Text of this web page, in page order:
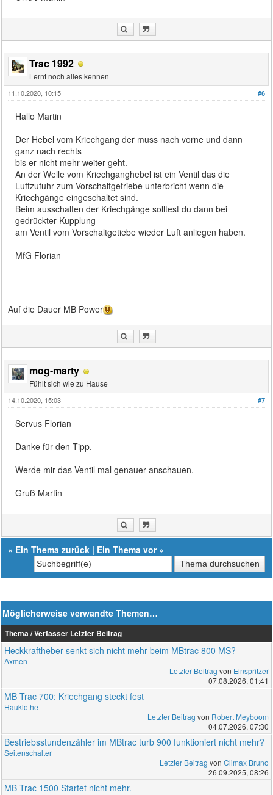
Trac 1992
Lernt noch alles kennen
#6
11.10.2020, 10:15
Hallo Martin
Der Hebel vom Kriechgang der muss nach vorne und dann
ganz nach rechts
bis er nicht mehr weiter geht.
An der Welle vom Kriechganghebel ist ein Ventil das die
Luftzufuhr zum Vorschaltgetriebe unterbricht wenn die
Kriechgänge eingeschaltet sind.
Beim ausschalten der Kriechgänge solltest du dann bei
gedrückter Kupplung
am Ventil vom Vorschaltgetiebe wieder Luft anliegen haben.
MfG Florian
Auf die Dauer MB Power
mog-marty
Fühlt sich wie zu Hause
#7
14.10.2020, 15:03
Servus Florian
Danke für den Tipp.
Werde mir das Ventil mal genauer anschauen.
Gruß Martin
« Ein Thema zurück | Ein Thema vor»
Möglicherweise verwandte Themen…
Thema / Verfasser Letzter Beitrag
Heckkraftheber senkt sich nicht mehr beim MBtrac 800 MS?
Axmen
Letzter Beitrag von Einspritzer
07.08.2026, 01:41
MB Trac 700: Kriechgang steckt fest
Hauklothe
Letzter Beitrag von Robert Meyboom
04.07.2026, 07:30
Bestriebsstundenzähler im MBtrac turb 900 funktioniert nicht mehr?
Seitenschalter
Letzter Beitrag von Climax Bruno
26.09.2025, 08:26
MB Trac 1500 Startet nicht mehr.